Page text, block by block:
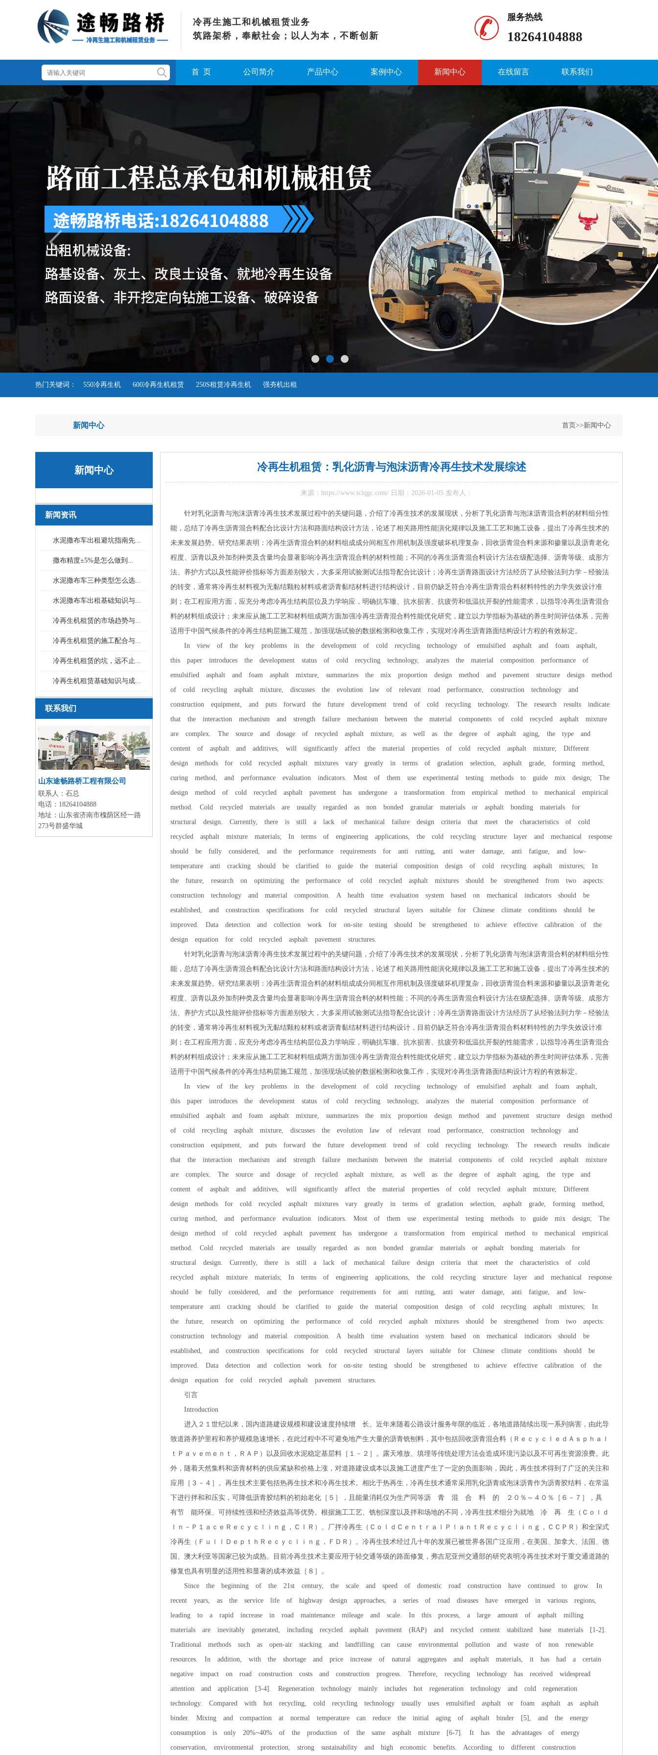
冷再生施工和机械租赁业务
筑路架桥，奉献社会；以人为本，不断创新
服务热线
18264104888
首 页 公司简介 产品中心 案例中心 新闻中心 在线留言 联系我们
热门关键词： 550冷再生机 600冷再生机租赁 250S租赁冷再生机 强夯机出租
新闻中心 首页>>新闻中心
新闻中心
新闻资讯
水泥撒布车出租避坑指南先...
撒布精度±5%是怎么做到...
水泥撒布车三种类型怎么选...
水泥撒布车出租基础知识与...
冷再生机租赁的市场趋势与...
冷再生机租赁的施工配合与...
冷再生机租赁的坑，远不止...
冷再生机租赁基础知识与成...
联系我们
山东途畅路桥工程有限公司
联系人： 石总
电话： 18264104888
地址： 山东省济南市槐荫区经一路
273号群盛华城
冷再生机租赁：乳化沥青与泡沫沥青冷再生技术发展综述
来源： https://www.tclqgc.com/日期：2026-01-05 发布人：
针对乳化沥青与泡沫沥青冷再生技术发展过程中的关键问题，介绍了冷再生技术的发展现状，分析了乳化沥青与泡沫沥青混合料的材料组分性
能，总结了冷再生沥青混合料配合比设计方法和路面结构设计方法，论述了相关路用性能演化规律以及施工工艺和施工设备，提出了冷再生技术的
未来发展趋势。研究结果表明：冷再生沥青混合料的材料组成成分间相互作用机制及强度破坏机理复杂，回收沥青混合料来源和掺量以及沥青老化
程度、沥青以及外加剂种类及含量均会显著影响冷再生沥青混合料的材料性能；不同的冷再生沥青混合料设计方法在级配选择、沥青等级、成形方
法、养护方式以及性能评价指标等方面差别较大，大多采用试验测试法指导配合比设计；冷再生沥青路面设计方法经历了从经验法到力学－经验法
的转变，通常将冷再生材料视为无黏结颗粒材料或者沥青黏结材料进行结构设计，目前仍缺乏符合冷再生沥青混合料材料特性的力学失效设计准
则；在工程应用方面，应充分考虑冷再生结构层位及力学响应，明确抗车辙、抗水损害、抗疲劳和低温抗开裂的性能需求，以指导冷再生沥青混合
料的材料组成设计；未来应从施工工艺和材料组成两方面加强冷再生沥青混合料性能优化研究，建立以力学指标为基础的养生时间评估体系，完善
适用于中国气候条件的冷再生结构层施工规范，加强现场试验的数据检测和收集工作，实现对冷再生沥青路面结构设计方程的有效标定。
In view of the key problems in the development of cold recycling technology of emulsified asphalt and foam asphalt,
this paper introduces the development status of cold recycling technology, analyzes the material composition performance of
emulsified asphalt and foam asphalt mixture, summarizes the mix proportion design method and pavement structure design method
of cold recycling asphalt mixture, discusses the evolution law of relevant road performance, construction technology and
construction equipment, and puts forward the future development trend of cold recycling technology. The research results indicate
that the interaction mechanism and strength failure mechanism between the material components of cold recycled asphalt mixture
are complex. The source and dosage of recycled asphalt mixture, as well as the degree of asphalt aging, the type and
content of asphalt and additives, will significantly affect the material properties of cold recycled asphalt mixture; Different
design methods for cold recycled asphalt mixtures vary greatly in terms of gradation selection, asphalt grade, forming method,
curing method, and performance evaluation indicators. Most of them use experimental testing methods to guide mix design; The
design method of cold recycled asphalt pavement has undergone a transformation from empirical method to mechanical empirical
method. Cold recycled materials are usually regarded as non bonded granular materials or asphalt bonding materials for
structural design. Currently, there is still a lack of mechanical failure design criteria that meet the characteristics of cold
recycled asphalt mixture materials; In terms of engineering applications, the cold recycling structure layer and mechanical response
should be fully considered, and the performance requirements for anti rutting, anti water damage, anti fatigue, and low-
temperature anti cracking should be clarified to guide the material composition design of cold recycling asphalt mixtures; In
the future, research on optimizing the performance of cold recycled asphalt mixtures should be strengthened from two aspects:
construction technology and material composition. A health time evaluation system based on mechanical indicators should be
established, and construction specifications for cold recycled structural layers suitable for Chinese climate conditions should be
improved. Data detection and collection work for on-site testing should be strengthened to achieve effective calibration of the
design equation for cold recycled asphalt pavement structures.
针对乳化沥青与泡沫沥青冷再生技术发展过程中的关键问题，介绍了冷再生技术的发展现状，分析了乳化沥青与泡沫沥青混合料的材料组分性
能，总结了冷再生沥青混合料配合比设计方法和路面结构设计方法，论述了相关路用性能演化规律以及施工工艺和施工设备，提出了冷再生技术的
未来发展趋势。研究结果表明：冷再生沥青混合料的材料组成成分间相互作用机制及强度破坏机理复杂，回收沥青混合料来源和掺量以及沥青老化
程度、沥青以及外加剂种类及含量均会显著影响冷再生沥青混合料的材料性能；不同的冷再生沥青混合料设计方法在级配选择、沥青等级、成形方
法、养护方式以及性能评价指标等方面差别较大，大多采用试验测试法指导配合比设计；冷再生沥青路面设计方法经历了从经验法到力学－经验法
的转变，通常将冷再生材料视为无黏结颗粒材料或者沥青黏结材料进行结构设计，目前仍缺乏符合冷再生沥青混合料材料特性的力学失效设计准
则；在工程应用方面，应充分考虑冷再生结构层位及力学响应，明确抗车辙、抗水损害、抗疲劳和低温抗开裂的性能需求，以指导冷再生沥青混合
料的材料组成设计；未来应从施工工艺和材料组成两方面加强冷再生沥青混合料性能优化研究，建立以力学指标为基础的养生时间评估体系，完善
适用于中国气候条件的冷再生结构层施工规范，加强现场试验的数据检测和收集工作，实现对冷再生沥青路面结构设计方程的有效标定。
In view of the key problems in the development of cold recycling technology of emulsified asphalt and foam asphalt,
this paper introduces the development status of cold recycling technology, analyzes the material composition performance of
emulsified asphalt and foam asphalt mixture, summarizes the mix proportion design method and pavement structure design method
of cold recycling asphalt mixture, discusses the evolution law of relevant road performance, construction technology and
construction equipment, and puts forward the future development trend of cold recycling technology. The research results indicate
that the interaction mechanism and strength failure mechanism between the material components of cold recycled asphalt mixture
are complex. The source and dosage of recycled asphalt mixture, as well as the degree of asphalt aging, the type and
content of asphalt and additives, will significantly affect the material properties of cold recycled asphalt mixture; Different
design methods for cold recycled asphalt mixtures vary greatly in terms of gradation selection, asphalt grade, forming method,
curing method, and performance evaluation indicators. Most of them use experimental testing methods to guide mix design; The
design method of cold recycled asphalt pavement has undergone a transformation from empirical method to mechanical empirical
method. Cold recycled materials are usually regarded as non bonded granular materials or asphalt bonding materials for
structural design. Currently, there is still a lack of mechanical failure design criteria that meet the characteristics of cold
recycled asphalt mixture materials; In terms of engineering applications, the cold recycling structure layer and mechanical response
should be fully considered, and the performance requirements for anti rutting, anti water damage, anti fatigue, and low-
temperature anti cracking should be clarified to guide the material composition design of cold recycling asphalt mixtures; In
the future, research on optimizing the performance of cold recycled asphalt mixtures should be strengthened from two aspects:
construction technology and material composition. A health time evaluation system based on mechanical indicators should be
established, and construction specifications for cold recycled structural layers suitable for Chinese climate conditions should be
improved. Data detection and collection work for on-site testing should be strengthened to achieve effective calibration of the
design equation for cold recycled asphalt pavement structures.
引言
Introduction
进入２１世纪以来，国内道路建设规模和建设速度持续增 长。近年来随着公路设计服务年限的临近，各地道路陆续出现一系列病害，由此导
致道路养护里程和养护规模急速增长，在此过程中不可避免地产生大量的沥青铣刨料，其中包括回收沥青混合料（ＲｅｃｙｃｌｅｄＡｓｐｈａｌ
ｔＰａｖｅｍｅｎｔ，ＲＡＰ）以及回收水泥稳定基层料［１－２］。露天堆放、填埋等传统处理方法会造成环境污染以及不可再生资源浪费。此
外，随着天然集料和沥青材料的供应紧缺和价格上涨，对道路建设成本以及施工进度产生了一定的负面影响，因此，再生技术得到了广泛的关注和
应用［３－４］。再生技术主要包括热再生技术和冷再生技术。相比于热再生，冷再生技术通常采用乳化沥青或泡沫沥青作为沥青胶结料，在常温
下进行拌和和压实，可降低沥青胶结料的初始老化［５］，且能量消耗仅为生产同等沥 青 混 合 料 的 ２０％～４０％［６－７］，具
有节 能环保、可持续性强和经济效益高等优势。根据施工工艺、铣刨深度以及拌和场地的不同，冷再生技术细分为就地 冷 再 生（Ｃｏｌｄ
Ｉｎ－Ｐ１ａｃｅＲｅｃｙｃｌｉｎｇ，ＣＩＲ）、厂拌冷再生（ＣｏｌｄＣｅｎｔｒａｌＰｌａｎｔＲｅｃｙｃｌｉｎｇ，ＣＣＰＲ）和全深式
冷再生（ＦｕｌｌＤｅｐｔｈＲｅｃｙｃｌｉｎｇ，ＦＤＲ）。冷再生技术经过几十年的发展已被世界各国广泛应用，在美国、加拿大、法国、德
国、澳大利亚等国家已较为成熟。目前冷再生技术主要应用于轻交通等级的路面修复，弗吉尼亚州交通部的研究表明冷再生技术对于重交通道路的
修复也具有明显的适用性和显著的成本效益［８］。
Since the beginning of the 21st century, the scale and speed of domestic road construction have continued to grow. In
recent years, as the service life of highway design approaches, a series of road diseases have emerged in various regions,
leading to a rapid increase in road maintenance mileage and scale. In this process, a large amount of asphalt milling
materials are inevitably generated, including recycled asphalt pavement (RAP) and recycled cement stabilized base materials [1-2].
Traditional methods such as open-air stacking and landfilling can cause environmental pollution and waste of non renewable
resources. In addition, with the shortage and price increase of natural aggregates and asphalt materials, it has had a certain
negative impact on road construction costs and construction progress. Therefore, recycling technology has received widespread
attention and application [3-4]. Regeneration technology mainly includes hot regeneration technology and cold regeneration
technology. Compared with hot recycling, cold recycling technology usually uses emulsified asphalt or foam asphalt as asphalt
binder. Mixing and compaction at normal temperature can reduce the initial aging of asphalt binder [5], and the energy
consumption is only 20%~40% of the production of the same asphalt mixture [6-7]. It has the advantages of energy
conservation, environmental protection, strong sustainability and high economic benefits. According to different construction